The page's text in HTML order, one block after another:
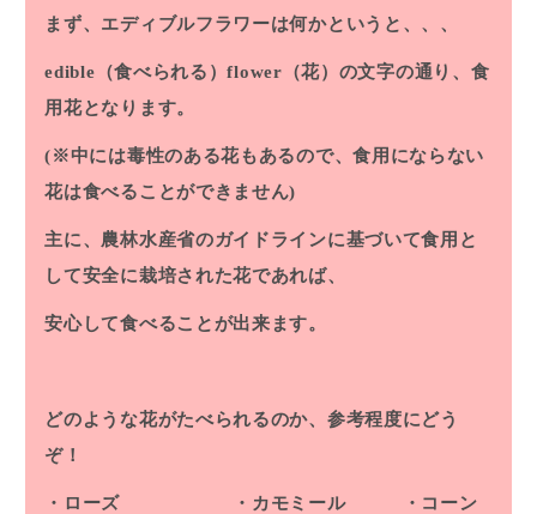
まず、エディブルフラワーは何かというと、、、
edible（食べられる）flower（花）の文字の通り、食
用花となります。
(※中には毒性のある花もあるので、食用にならない
花は食べることができません)
主に、農林水産省のガイドラインに基づいて食用と
して安全に栽培された花であれば、
安心して食べることが出来ます。
どのような花がたべられるのか、参考程度にどう
ぞ！
・ローズ ・カモミール ・コーン